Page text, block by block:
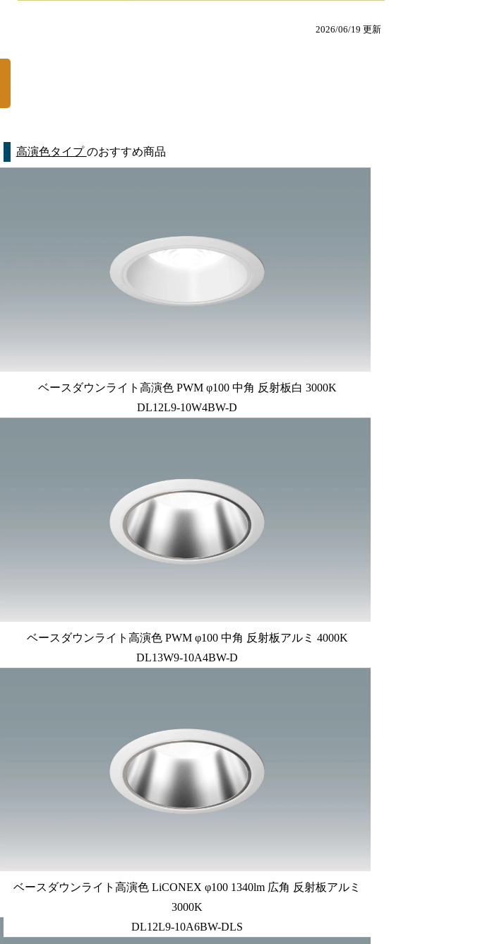
2026/06/19 更新
高演色タイプのおすすめ商品
ベースダウンライト高演色 PWM φ100 中角 反射板白 3000K
DL12L9-10W4BW-D
ベースダウンライト高演色 PWM φ100 中角 反射板アルミ 4000K
DL13W9-10A4BW-D
ベースダウンライト高演色 LiCONEX φ100 1340lm 広角 反射板アルミ
3000K
DL12L9-10A6BW-DLS